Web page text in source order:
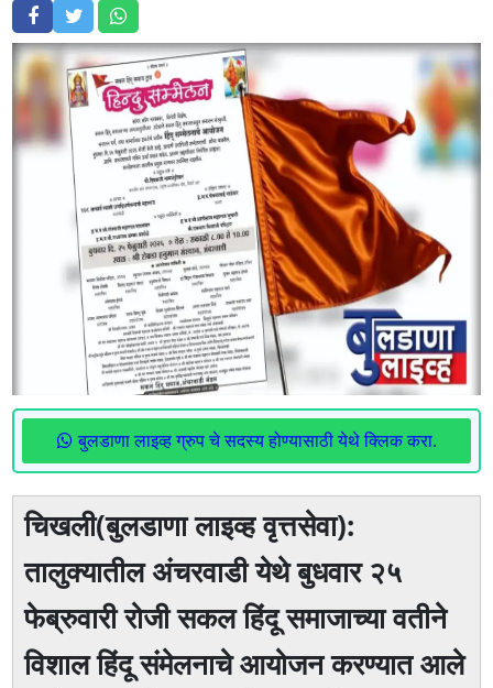
बुलडाणा लाइव्ह ग्रुप चे सदस्य होण्यासाठी येथे क्लिक करा.
चिखली(बुलडाणा लाइव्ह वृत्तसेवा):
तालुक्यातील अंचरवाडी येथे बुधवार २५
फेब्रुवारी रोजी सकल हिंदू समाजाच्या वतीने
विशाल हिंदू संमेलनाचे आयोजन करण्यात आले